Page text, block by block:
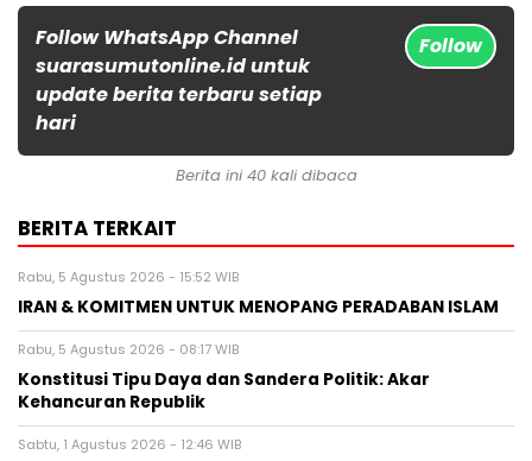
Follow WhatsApp Channel
suarasumutonline.id untuk
update berita terbaru setiap
hari
Follow
Berita ini 40 kali dibaca
BERITA TERKAIT
Rabu, 5 Agustus 2026 - 15:52 WIB
IRAN & KOMITMEN UNTUK MENOPANG PERADABAN ISLAM
Rabu, 5 Agustus 2026 - 08:17 WIB
Konstitusi Tipu Daya dan Sandera Politik: Akar
Kehancuran Republik
Sabtu, 1 Agustus 2026 - 12:46 WIB